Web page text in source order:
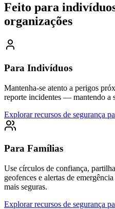
Feito para
organizações
Para Indivíduos
Mantenha-se atento a perigos
reporte incidentes — mantendo a
Explorar recursos de segurança
Para Famílias
Use círculos de confiança,
geofences e alertas de
mais seguras.
Explorar recursos de segurança